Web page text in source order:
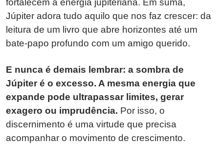
fortalecem a energia jupiteriana. Em suma,
Júpiter adora tudo aquilo que nos faz crescer: da
leitura de um livro que abre horizontes até um
bate-papo profundo com um amigo querido.
E nunca é demais lembrar: a sombra de
Júpiter é o excesso. A mesma energia que
expande pode ultrapassar limites, gerar
exagero ou imprudência. Por isso, o
discernimento é uma virtude que precisa
acompanhar o movimento de crescimento.